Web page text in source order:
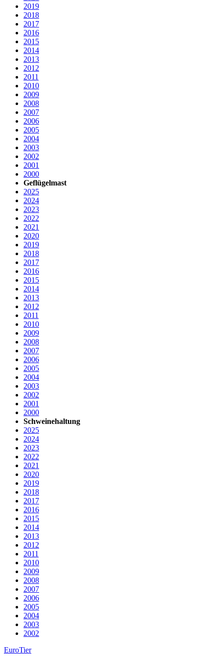
2019
2018
2017
2016
2015
2014
2013
2012
2011
2010
2009
2008
2007
2006
2005
2004
2003
2002
2001
2000
Geflügelmast
2025
2024
2023
2022
2021
2020
2019
2018
2017
2016
2015
2014
2013
2012
2011
2010
2009
2008
2007
2006
2005
2004
2003
2002
2001
2000
Schweinehaltung
2025
2024
2023
2022
2021
2020
2019
2018
2017
2016
2015
2014
2013
2012
2011
2010
2009
2008
2007
2006
2005
2004
2003
2002
EuroTier